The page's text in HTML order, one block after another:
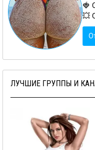
🍓
💥
ЛУЧШИЕ ГРУППЫ И